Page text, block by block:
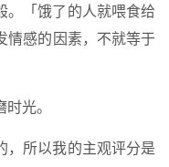
。「饿了的人就喂食给
情感的因素，不就等于
光。
，所以我的主观评分是